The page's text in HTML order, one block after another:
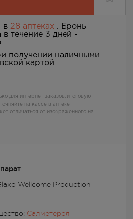
Wellcome Production
Салметерол +
в 28 аптеках . Бронь
в течение 3 дней -
получении наличными
картой
для интернет заказов, итоговую
на кассе в аптеке
отличаться от изображенного на